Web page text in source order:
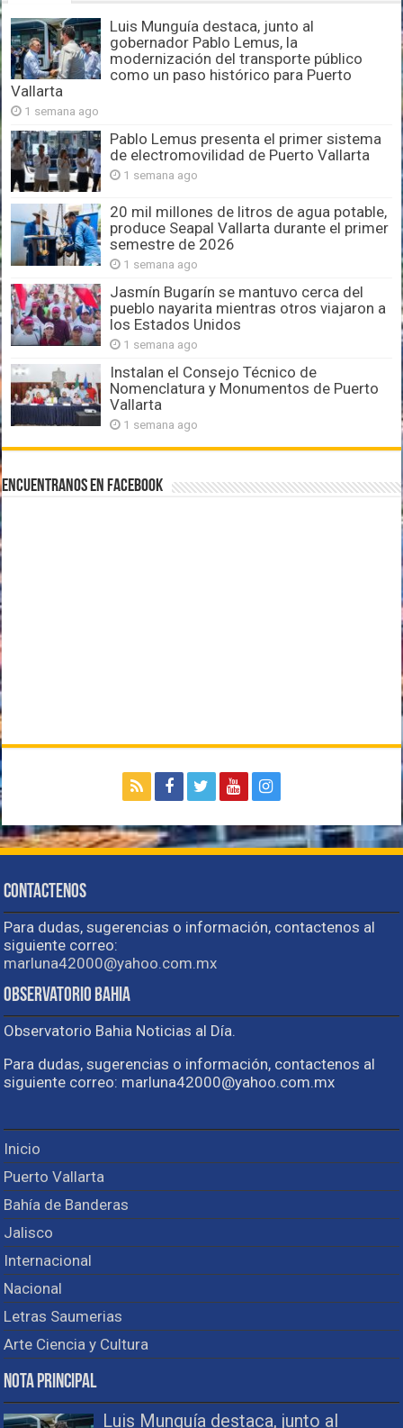
Luis Munguía destaca, junto al
gobernador Pablo Lemus, la
modernización del transporte público
como un paso histórico para Puerto
Vallarta
1 semana ago
Pablo Lemus presenta el primer sistema
de electromovilidad de Puerto Vallarta
1 semana ago
20 mil millones de litros de agua potable,
produce Seapal Vallarta durante el primer
semestre de 2026
1 semana ago
Jasmín Bugarín se mantuvo cerca del
pueblo nayarita mientras otros viajaron a
los Estados Unidos
1 semana ago
Instalan el Consejo Técnico de
Nomenclatura y Monumentos de Puerto
Vallarta
1 semana ago
Encuentranos en Facebook
Contactenos
Para dudas, sugerencias o información, contactenos al
siguiente correo:
marluna42000@yahoo.com.mx
Observatorio Bahia
Observatorio Bahia Noticias al Día.
Para dudas, sugerencias o información, contactenos al
siguiente correo: marluna42000@yahoo.com.mx
Inicio
Puerto Vallarta
Bahía de Banderas
Jalisco
Internacional
Nacional
Letras Saumerias
Arte Ciencia y Cultura
Nota Principal
Luis Munguía destaca, junto al